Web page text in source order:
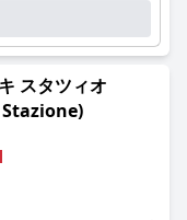
ゲストにとってハイ
、清潔さが賞賛され
ウェルカムアメニテ
ます。ホテルは全体
清潔な客室と手入れ
ます。
ンドリーさ、プロ
的な雰囲気と全体的
スタッフの能力と優
スタツィオ